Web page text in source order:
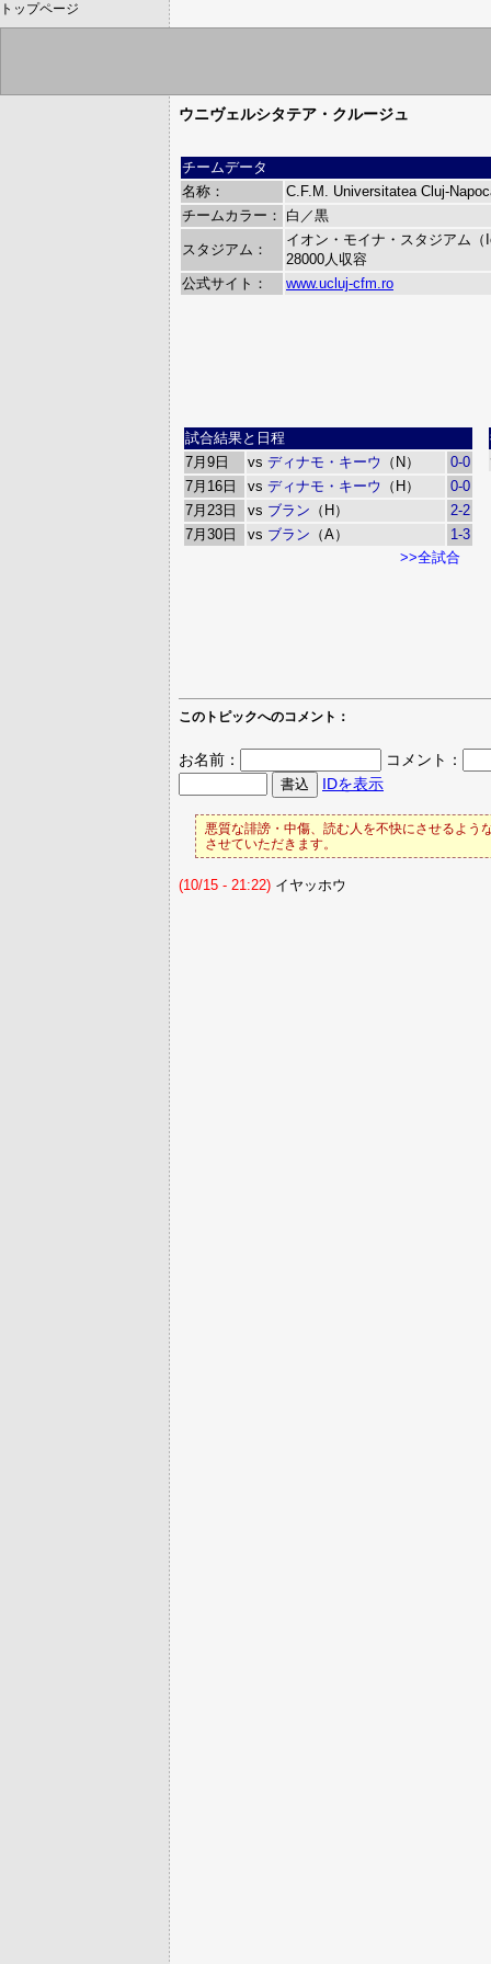
トップページ
ウニヴェルシタテア・クルージュ
チームデータ
名称：
C.F.M. Universitatea Cluj-
チームカラー：
白／黒
スタジアム：
イオン・モイナ・スタジアム
28000人収容
公式サイト：
www.ucluj-cfm.ro
試合結果と日程
7月9日
vs ディナモ・キーウ （N）
0-0
7月16日
vs ディナモ・キーウ （H）
0-0
7月23日
vs ブラン （H）
2-2
7月30日
vs ブラン （A）
1-3
>>全試合
このトピックへのコメント：
お名前：
コメント：
IDを表示
悪質な誹謗・中傷、読む人を不快にさせるよう
させていただきます。
(10/15 - 21:22) イヤッホウ